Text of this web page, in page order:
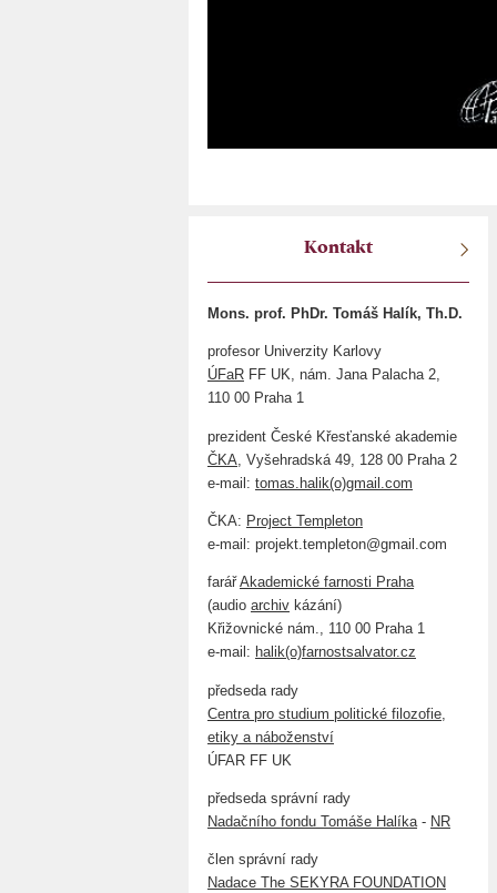
Kontakt
Mons. prof. PhDr. Tomáš Halík, Th.D.
profesor Univerzity Karlovy
ÚFaR FF UK, nám. Jana Palacha 2,
110 00 Praha 1
prezident České Křesťanské akademie
ČKA , Vyšehradská 49, 128 00 Praha 2
e-mail: tomas.halik(o)gmail.com
ČKA: Project Templeton
e-mail: projekt.templeton@gmail.com
farářAkademické farnosti Praha
(audio archiv kázání)
Křižovnické nám., 110 00 Praha 1
e-mail: halik(o)farnostsalvator.cz
předseda rady
Centra pro studium politické filozofie,
etiky a náboženství
ÚFAR FF UK
předseda správní rady
Nadačního fondu Tomáše Halíka - NR
člen správní rady
Nadace The SEKYRA FOUNDATION